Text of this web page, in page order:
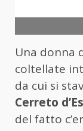
Una donna
coltellate
da cui si
Cerreto
del fatto